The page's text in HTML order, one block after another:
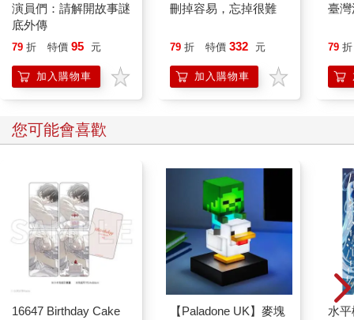
演員們：請解開故事謎
底外傳
79 折 特價 95 元
加入購物車
刪掉容易，忘掉很難
79 折 特價 332 元
加入購物車
臺
79 折
您可能會喜歡
16647 Birthday Cake
【Paladone UK】麥塊
水